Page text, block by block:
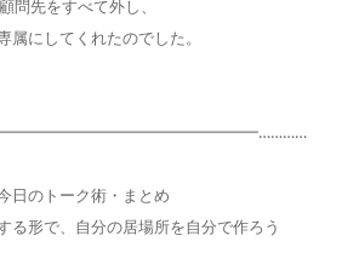
問先をすべて外し、
にしてくれたのでした。
術・まとめ
自分の居場所を自分で作ろう